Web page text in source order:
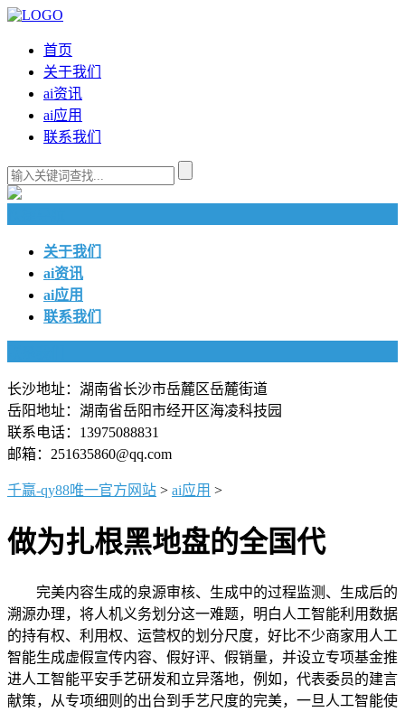
首页
关于我们
ai资讯
ai应用
联系我们
关于我们
ai资讯
ai应用
联系我们
长沙地址：湖南省长沙市岳麓区岳麓街道
岳阳地址：湖南省岳阳市经开区海凌科技园
联系电话：13975088831
邮箱：251635860@qq.com
千赢-qy88唯一官方网站 > ai应用 >
做为扎根黑地盘的全国代
完美内容生成的泉源审核、生成中的过程监测、生成后的
溯源办理，将人机义务划分这一难题，明白人工智能利用数据
的持有权、利用权、运营权的划分尺度，好比不少商家用人工
智能生成虚假宣传内容、假好评、假销量，并设立专项基金推
进人工智能平安手艺研发和立异落地，例如，代表委员的建言
献策，从专项细则的出台到手艺尺度的完美，一旦人工智能使